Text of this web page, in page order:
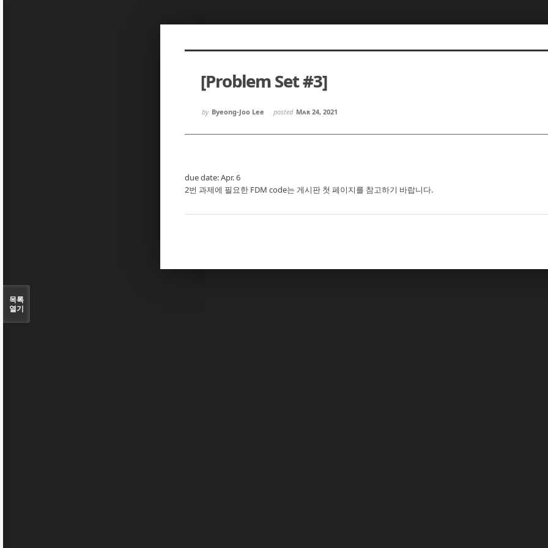
[Problem Set #3]
by Byeong-Joo Lee posted Mar 24, 2021
due date: Apr. 6
2번 과제에 필요한 FDM code는 게시판 첫 페이지를 참고하기 바랍니다.
목록
열기
Sketchbook5, 스케치북5
Sketchbook5, 스케치북5
Sketchbook5, 스케치북5
Sketchbook5, 스케치북5